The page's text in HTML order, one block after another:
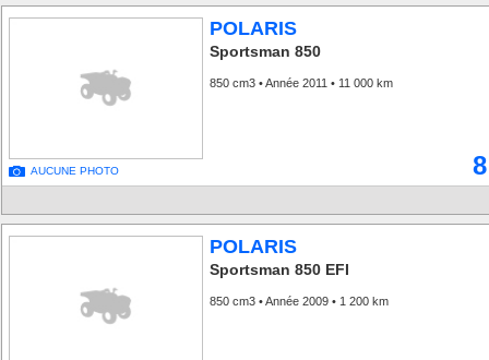
AUCUNE PHOTO
POLARIS
Sportsman 850
850 cm3 • Année 2011 • 11 000 km
POLARIS
Sportsman 850 EFI
850 cm3 • Année 2009 • 1 200 km